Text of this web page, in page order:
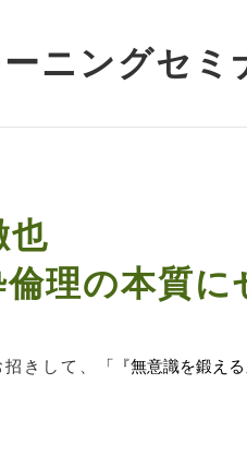
ニングセミ
理の本質に
きして、 「『無意識を鍛える